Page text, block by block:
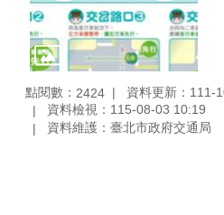
點閱數： 2424
資料更新：111-
資料檢視：115-08-03 10:19
資料維護：臺北市政府交通局